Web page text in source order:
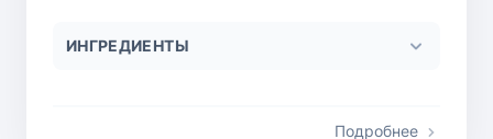
ИНГРЕДИЕНТЫ
Подробнее